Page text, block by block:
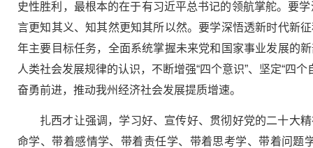
史性胜利，最根本的在于有习近平总书记的领航掌舵。要
言更知其义、知其然更知其所以然。要学深悟透新时代新
年主要目标任务，全面系统掌握未来党和国家事业发展的
人类社会发展规律的认识，不断增强“四个意识”、坚定“四
奋勇前进，推动我州经济社会发展提质增速。
扎西才让强调，学习好、宣传好、贯彻好党的二十大
命学、带着感情学、带着责任学、带着思考学、带着问